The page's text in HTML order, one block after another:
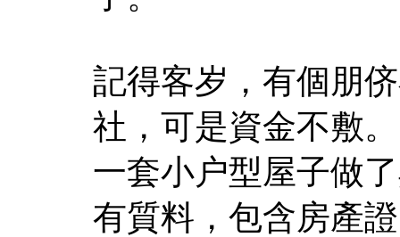
記得客岁，有個朋
社，可是資金不敷
一套小户型屋子做
有質料，包含房產